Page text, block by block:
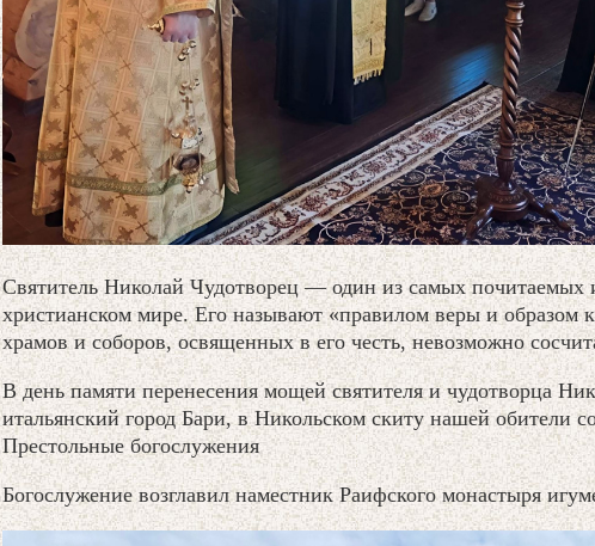
Святитель Николай Чудотворец — один из самых
христианском мире. Его называют «правилом веры и образом
храмов и соборов, освященных в его честь, невозможно
В день памяти перенесения мощей святителя и чудотворца
итальянский город Бари, в Никольском скиту нашей обители
Престольные богослужения
Богослужение возглавил наместник Раифского монастыря